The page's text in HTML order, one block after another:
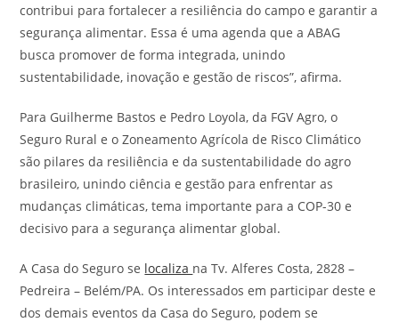
contribui para fortalecer a resiliência do campo e garantir a
segurança alimentar. Essa é uma agenda que a ABAG
busca promover de forma integrada, unindo
sustentabilidade, inovação e gestão de riscos”, afirma.
Para Guilherme Bastos e Pedro Loyola, da FGV Agro, o
Seguro Rural e o Zoneamento Agrícola de Risco Climático
são pilares da resiliência e da sustentabilidade do agro
brasileiro, unindo ciência e gestão para enfrentar as
mudanças climáticas, tema importante para a COP-30 e
decisivo para a segurança alimentar global.
A Casa do Seguro se localiza na Tv. Alferes Costa, 2828 –
Pedreira – Belém/PA. Os interessados em participar deste e
dos demais eventos da Casa do Seguro, podem se